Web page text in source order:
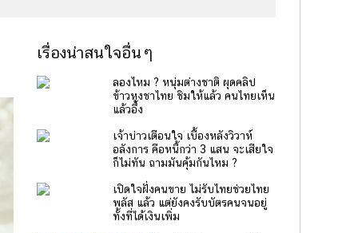
เรื่องน่าสนใจอื่นๆ
ลองไหม ? หนุ่มต่างชาติ ผุดคลิป
ข้าวหุงชาไทย ชิมให้แล้ว คนไทยเห็น
แล้วอึ้ง
เจ้าบ่าวเตือนใจ เบื้องหลังวิวาห์
อลังการ คือหนี้กว่า 3 แสน จะเสียใจ
ก็ไม่ทัน ถามมันคุ้มกันไหม ?
เปิดใจฝั่งคนขาย ไม่รับไทยช่วยไทย
พลัส แล้ว แต่ยังคงรับบัตรคนจนอยู่
ทั้งที่ได้เงินเพิ่ม